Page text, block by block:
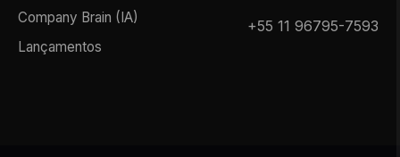
Company Brain (IA)
Lançamentos
+55 11 96795-7593